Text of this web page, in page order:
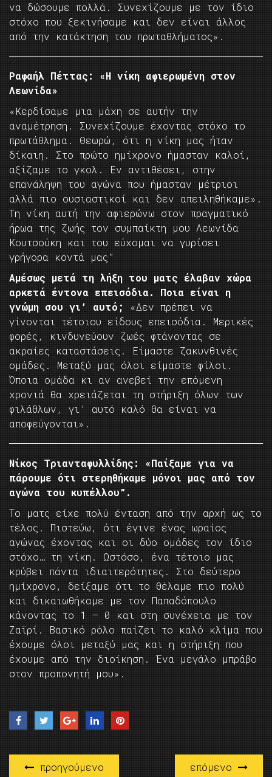
να δώσουμε πολλά. Συνεχίζουμε με τον ίδιο
στόχο που ξεκινήσαμε και δεν είναι άλλος
από την κατάκτηση του πρωταθλήματος».
Ραφαήλ Πέττας: «Η νίκη αφιερωμένη στον
Λεωνίδα»
«Κερδίσαμε μια μάχη σε αυτήν την
αναμέτρηση. Συνεχίζουμε έχοντας στόχο το
πρωτάθλημα. Θεωρώ, ότι η νίκη μας ήταν
δίκαιη. Στο πρώτο ημίχρονο ήμασταν καλοί,
αξίζαμε το γκολ. Εν αντιθέσει, στην
επανάληψη του αγώνα που ήμασταν μέτριοι
αλλά πιο ουσιαστικοί και δεν απειληθήκαμε».
Tη νίκη αυτή την αφιερώνω στον πραγματικό
ήρωα της ζωής τον συμπαίκτη μου Λεωνίδα
Κουτσούκη και του εύχομαι να γυρίσει
γρήγορα κοντά μας”
Αμέσως μετά τη λήξη του ματς έλαβαν χώρα
αρκετά έντονα επεισόδια. Ποια είναι η
γνώμη σου γι’ αυτό;
«Δεν πρέπει να
γίνονται τέτοιου είδους επεισόδια. Μερικές
φορές, κινδυνεύουν ζωές φτάνοντας σε
ακραίες καταστάσεις. Είμαστε ζακυνθινές
ομάδες. Μεταξύ μας όλοι είμαστε φίλοι.
Όποια ομάδα κι αν ανεβεί την επόμενη
χρονιά θα χρειάζεται τη στήριξη όλων των
φιλάθλων, γι’ αυτό καλό θα είναι να
αποφεύγονται».
Νίκος Τριανταφυλλίδης: «Παίξαμε για να
πάρουμε ότι στερηθήκαμε μόνοι μας από τον
αγώνα του κυπέλλου”.
Το ματς είχε πολύ ένταση από την αρχή ως το
τέλος. Πιστεύω, ότι έγινε ένας ωραίος
αγώνας έχοντας και οι δύο ομάδες τον ίδιο
στόχο… τη νίκη. Ωστόσο, ένα τέτοιο μας
κρύβει πάντα ιδιαιτερότητες. Στο δεύτερο
ημίχρονο, δείξαμε ότι το θέλαμε πιο πολύ
και δικαιωθήκαμε με τον Παπαδόπουλο
κάνοντας το 1 – 0 και στη συνέχεια με τον
Ζαϊρί. Βασικό ρόλο παίζει το καλό κλίμα που
έχουμε όλοι μεταξύ μας και η στήριξη που
έχουμε από την διοίκηση. Ένα μεγάλο μπράβο
στον προπονητή μου».
προηγούμενο επόμενο